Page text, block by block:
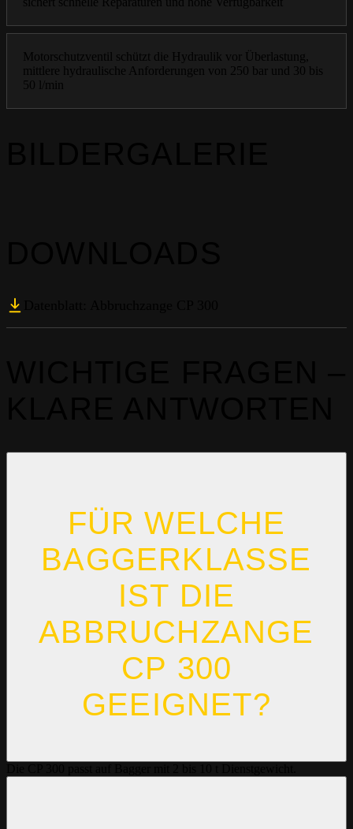
Motorschutzventil schützt die Hydraulik vor Überlastung,
mittlere hydraulische Anforderungen von 250 bar und 30 bis
50 l/min
FÜR WELCHE
BAGGERKLASSE
IST DIE
ABBRUCHZANGE
CP 300
GEEIGNET?